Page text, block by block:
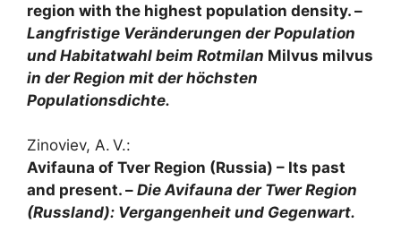
region with the highest population density. –
Langfristige Veränderungen der Population
und Habitatwahl beim Rotmilan Milvus milvus
in der Region mit der höchsten
Populationsdichte.
Zinoviev, A. V.:
Avifauna of Tver Region (Russia) – Its past
and present. – Die Avifauna der Twer Region
(Russland): Vergangenheit und Gegenwart.